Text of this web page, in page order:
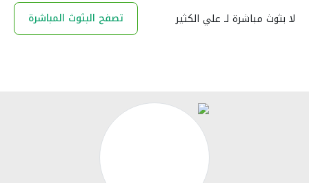
لا بثوث مباشرة لـ علي الكثير تصفح البثوث المباشرة